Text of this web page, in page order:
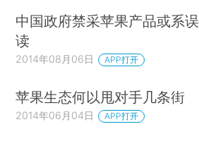
中国政府禁采苹果产品或系误
读
2014年08月06日 APP打开
苹果生态何以甩对手几条街
2014年06月04日 APP打开